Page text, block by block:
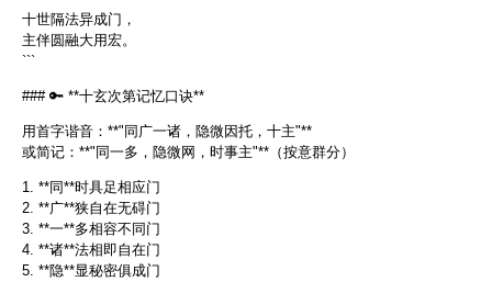
十世隔法异成门，
主伴圆融大用宏。
```
### 🔑 **十玄次第记忆口诀**
用首字谐音：**"同广一诸，隐微因托，十主"**
或简记：**"同一多，隐微网，时事主"**（按意群分）
1. **同**时具足相应门
2. **广**狭自在无碍门
3. **一**多相容不同门
4. **诸**法相即自在门
5. **隐**显秘密俱成门